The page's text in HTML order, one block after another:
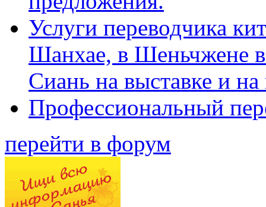
Услуги переводчика
Шанхае, в Шеньчжене
Сиань на выставке и
Профессиональный
перейти в форум